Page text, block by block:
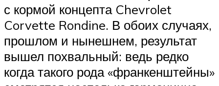
с кормой концепта Chevrolet
Corvette Rondine. В обоих случаях,
прошлом и нынешнем, результат
вышел похвальный: ведь редко
когда такого рода «франкенштейны»